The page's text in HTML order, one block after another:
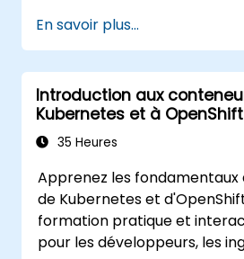
En savoir plus...
Introduction aux
Kubernetes et à OpenShift
35 Heures
Apprenez les fondamentaux
de Kubernetes et
formation pratique et
pour les développeurs, les